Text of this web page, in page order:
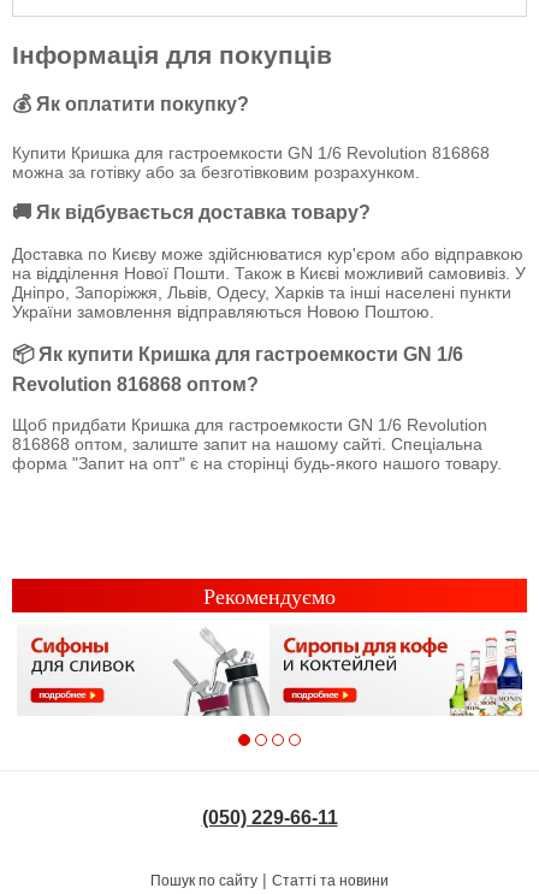
Інформація для покупців
💰 Як оплатити покупку?
Купити Кришка для гастроемкости GN 1/6 Revolution 816868
можна за готівку або за безготівковим розрахунком.
🚚 Як відбувається доставка товару?
Доставка по Києву може здійснюватися кур'єром або відправкою
на відділення Нової Пошти. Також в Києві можливий самовивіз. У
Дніпро, Запоріжжя, Львів, Одесу, Харків та інші населені пункти
України замовлення відправляються Новою Поштою.
📦 Як купити Кришка для гастроемкости GN 1/6
Revolution 816868 оптом?
Щоб придбати Кришка для гастроемкости GN 1/6 Revolution
816868 оптом, залиште запит на нашому сайті. Спеціальна
форма "Запит на опт" є на сторінці будь-якого нашого товару.
Рекомендуємо
(050) 229-66-11
Пошук по сайту | Статті та новини